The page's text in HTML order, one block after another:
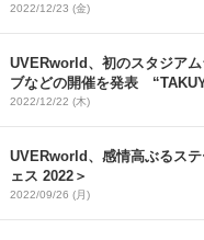
2022/12/23 (金)
UVERworld、初のスタジア
ブなどの開催を発表
13枚）
2022/12/22 (木)
UVERworld、感情高ぶるス
ェス 2022＞
2022/09/26 (月)